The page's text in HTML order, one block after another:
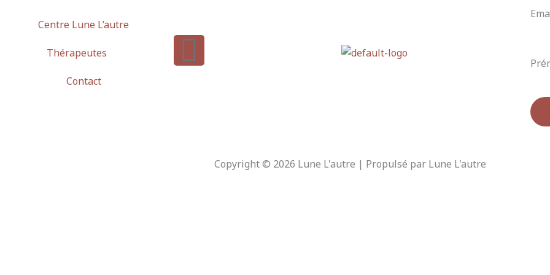
Centre Lune L’autre
Thérapeutes
Contact
I
Copyright © 2026 Lune L'autre | Propulsé par Lune L'autre